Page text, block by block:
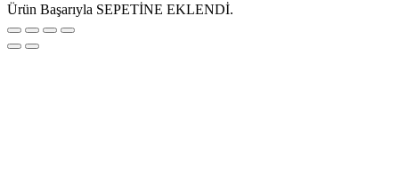
Ürün Başarıyla SEPETİNE EKLENDİ.